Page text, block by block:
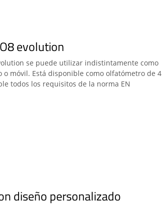
evolution
se puede utilizar indistintamente como
o móvil. Está disponible como olfatómetro de 4
todos los requisitos de la norma EN
diseño personalizado